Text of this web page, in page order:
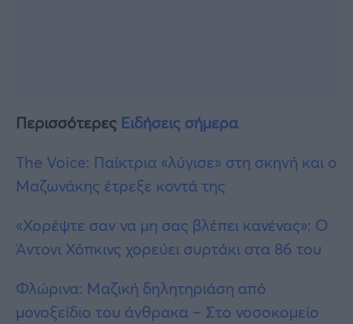
Περισσότερες Ειδήσεις σήμερα
The Voice: Παίκτρια «λύγισε» στη σκηνή και ο
Μαζωνάκης έτρεξε κοντά της
«Χορέψτε σαν να μη σας βλέπει κανένας»: Ο
Άντονι Χόπκινς χορεύει συρτάκι στα 86 του
Φλώρινα: Μαζική δηλητηριάση από
μονοξείδιο του άνθρακα – Στο νοσοκομείο